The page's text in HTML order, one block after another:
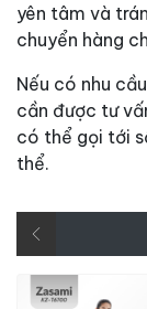
yên tâm và
chuyển hàng
Nếu có nhu
cần được tư
có thể gọi tới
thể.